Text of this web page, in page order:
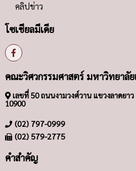
คลิปข่าว
โซเชียลมีเดีย
คณะวิศวกรรมศาสตร์ มหาวิทยาลั
เลขที่ 50 ถนนงามวงศ์วาน แขวงลาดยาว
10900
(02) 797-0999
(02) 579-2775
คำสำคัญ